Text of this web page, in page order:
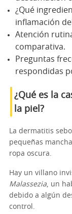
¿Qué
inflamación
Atención
comparativa.
Preguntas
respondidas
¿Qué es la
la piel?
La dermatitis
pequeñas
ropa oscura.
Hay un villano
Malassezia , un
debido a algún
control.